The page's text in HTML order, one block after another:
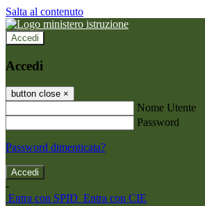
Salta al contenuto
Accedi
Accedi
button close ×
Nome Utente
Password
Password dimenticata?
-
Entra con SPID Entra con CIE